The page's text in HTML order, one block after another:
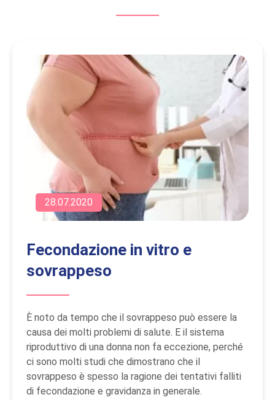
28.07.2020
Fecondazione in vitro e
sovrappeso
È noto da tempo che il sovrappeso può essere la
causa dei molti problemi di salute. E il sistema
riproduttivo di una donna non fa eccezione, perché
ci sono molti studi che dimostrano che il
sovrappeso è spesso la ragione dei tentativi falliti
di fecondazione e gravidanza in generale.